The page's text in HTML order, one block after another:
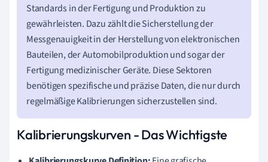
Standards in der Fertigung und Produktion zu
gewährleisten. Dazu zählt die Sicherstellung der
Messgenauigkeit in der Herstellung von elektronischen
Bauteilen, der Automobilproduktion und sogar der
Fertigung medizinischer Geräte. Diese Sektoren
benötigen spezifische und präzise Daten, die nur durch
regelmäßige Kalibrierungen sicherzustellen sind.
Kalibrierungskurven - Das Wichtigste